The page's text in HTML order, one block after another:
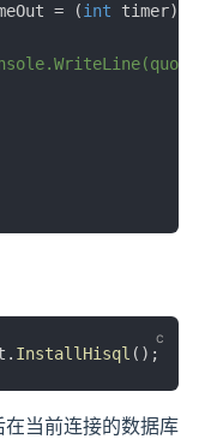
= (
int timer) =>
quot;
InstallHisql ();
当前连接的数据库